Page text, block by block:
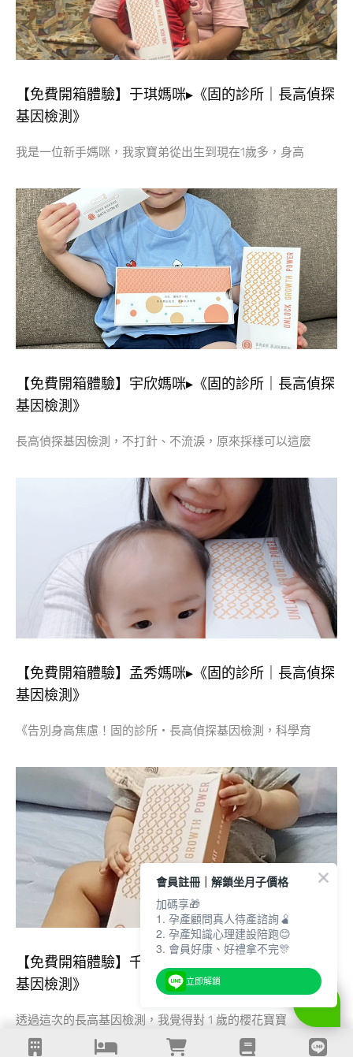
【免費開箱體驗】于琪媽咪▸《固的診所｜長高偵探
基因檢測》
我是一位新手媽咪，我家寶弟從出生到現在1歲多，身高
【免費開箱體驗】宇欣媽咪▸《固的診所｜長高偵探
基因檢測》
長高偵探基因檢測，不打針、不流淚，原來採樣可以這麼
【免費開箱體驗】孟秀媽咪▸《固的診所｜長高偵探
基因檢測》
《告別身高焦慮！固的診所・長高偵探基因檢測，科學育
【免費開箱體驗】千淯媽咪▸《固的診所｜長高偵探
基因檢測》
透過這次的長高基因檢測，我覺得對 1 歲的櫻花寶寶
會員註冊｜解鎖坐月子價格
加碼享🎁
1. 孕產顧問真人待產諮詢🫄
2. 孕產知識心理建設陪跑😊
3. 會員好康、好禮拿不完🎊
立即解鎖